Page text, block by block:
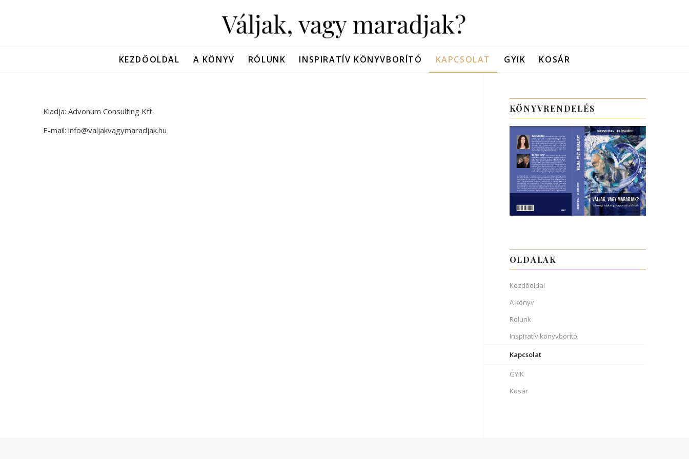
KEZDŐOLDAL A KÖNYV RÓLUNK INSPIRATÍV KÖNYVBORÍTÓ KAPCSOLAT GYIK KOSÁR
Kiadja: Advonum Consulting Kft.
E-mail: info@valjakvagymaradjak.hu
KÖNYVRENDELÉS
OLDALAK
Kezdőoldal
A könyv
Rólunk
Inspiratív könyvborító
Kapcsolat
GYIK
Kosár